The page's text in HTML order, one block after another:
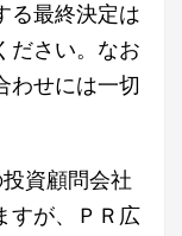
る最終決定は
ださい。なお
わせには一切
資顧問会社
すが、ＰＲ広